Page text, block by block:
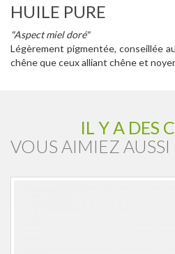
HUILE PURE
"Aspect miel doré"
Légèrement pigmentée, conseillée
chêne que ceux alliant chêne et
IL Y A DES
VOUS AIMIEZ AUSSI